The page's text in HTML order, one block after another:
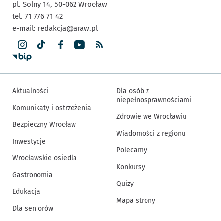
pl. Solny 14, 50-062 Wrocław
tel. 71 776 71 42
e-mail: redakcja@araw.pl
Aktualności
Komunikaty i ostrzeżenia
Bezpieczny Wrocław
Inwestycje
Wrocławskie osiedla
Gastronomia
Edukacja
Dla seniorów
Dla osób z
niepełnosprawnościami
Zdrowie we Wrocławiu
Wiadomości z regionu
Polecamy
Konkursy
Quizy
Mapa strony